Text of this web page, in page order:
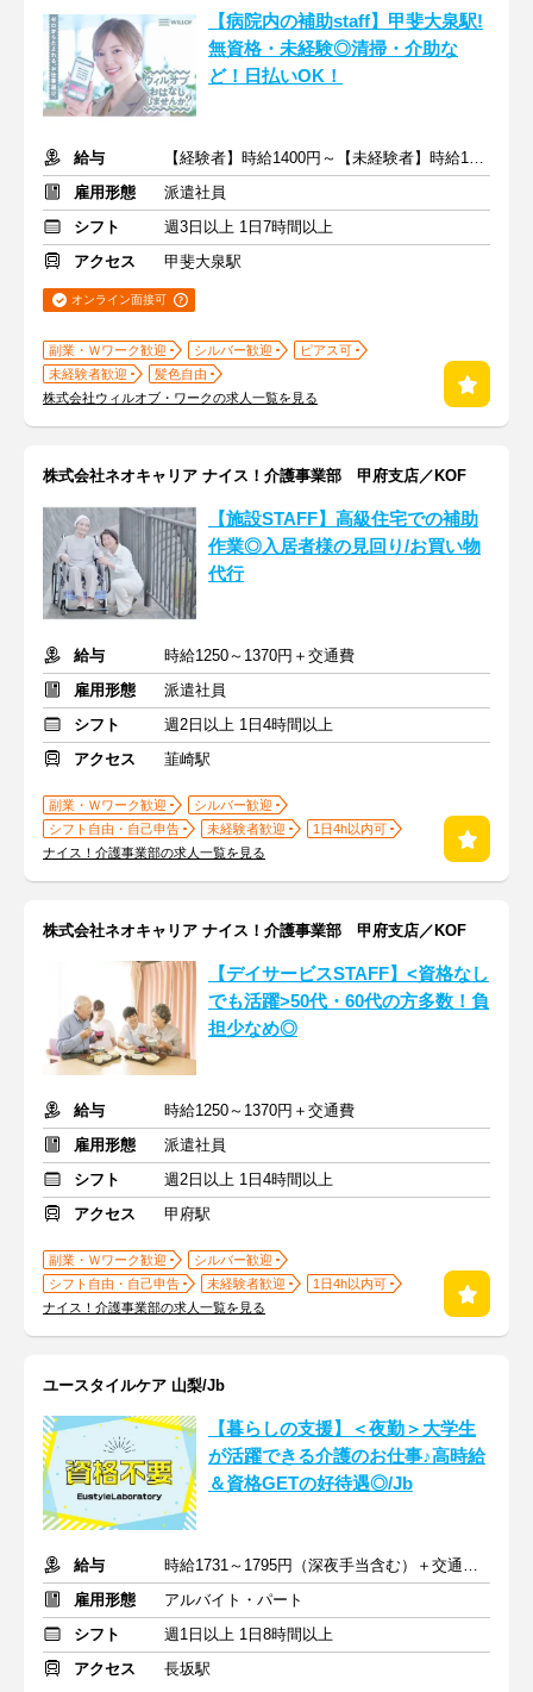
【病院内の補助staff】甲斐大泉駅!
無資格・未経験◎清掃・介助な
ど！日払いOK！
給与
【経験者】時給1400円～【未経験者】時給1300円～ ＋交通費
雇用形態
派遣社員
シフト
週3日以上 1日7時間以上
アクセス
甲斐大泉駅
オンライン面接可
副業・Ｗワーク歓迎 シルバー歓迎
ピアス可
未経験者歓迎
髪色自由
株式会社ウィルオブ・ワークの求人一覧を見る
株式会社ネオキャリア ナイス！介護事業部 甲府支店／KOF
【施設STAFF】高級住宅での補助
作業◎入居者様の見回り/お買い物
代行
給与
時給1250～1370円＋交通費
雇用形態
派遣社員
シフト
週2日以上 1日4時間以上
アクセス
韮崎駅
副業・Ｗワーク歓迎
シルバー歓迎
シフト自由・自己申告
未経験者歓迎
1日4h以内可
ナイス！介護事業部の求人一覧を見る
株式会社ネオキャリア ナイス！介護事業部 甲府支店／KOF
【デイサービスSTAFF】<資格なし
でも活躍>50代・60代の方多数！負
担少なめ◎
給与
時給1250～1370円＋交通費
雇用形態
派遣社員
シフト
週2日以上 1日4時間以上
アクセス
甲府駅
副業・Ｗワーク歓迎
シルバー歓迎
シフト自由・自己申告
未経験者歓迎
1日4h以内可
ナイス！介護事業部の求人一覧を見る
ユースタイルケア 山梨/Jb
【暮らしの支援】＜夜勤＞大学生
が活躍できる介護のお仕事♪高時給
＆資格GETの好待遇◎/Jb
給与
時給1731～1795円（深夜手当含む）＋交通費支給
雇用形態
アルバイト・パート
シフト
週1日以上 1日8時間以上
アクセス
長坂駅